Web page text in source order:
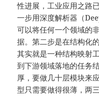
性进展，工业应用之路
一步用深度解析器（
可以将任何一个领域的
据。第⼆步是在结构化
其实就是一种结构映射
到下游领域落地的任务
厚，要做几十层模块来
型只需要做得很薄，两